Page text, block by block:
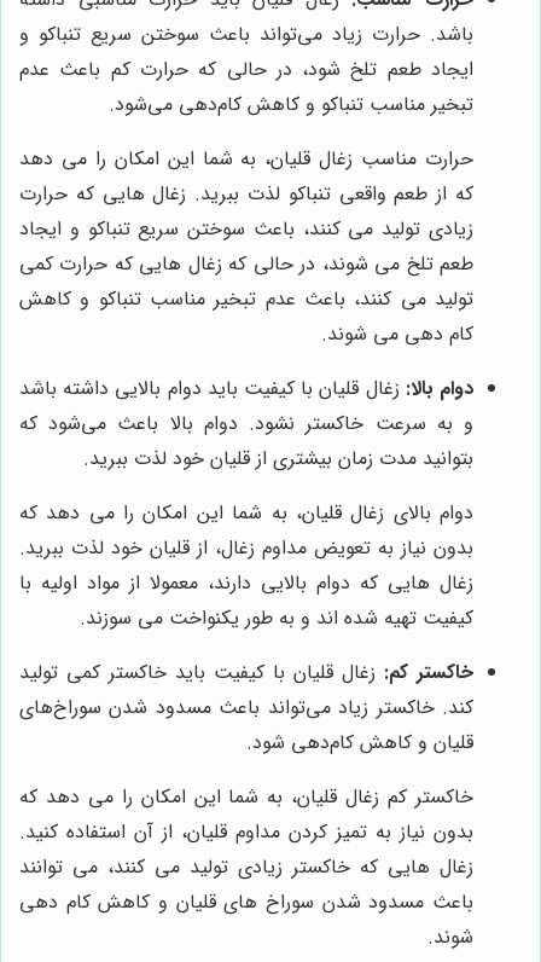
باشد. حرارت زیاد می‌تواند باعث سوختن سریع تنباکو و
ایجاد طعم تلخ شود، در حالی که حرارت کم باعث عدم
تبخیر مناسب تنباکو و کاهش کام‌دهی می‌شود.
حرارت مناسب زغال قلیان، به شما این امکان را می دهد
که از طعم واقعی تنباکو لذت ببرید. زغال هایی که حرارت
زیادی تولید می کنند، باعث سوختن سریع تنباکو و ایجاد
طعم تلخ می شوند، در حالی که زغال هایی که حرارت کمی
تولید می کنند، باعث عدم تبخیر مناسب تنباکو و کاهش
کام دهی می شوند.
دوام بالا: زغال قلیان با کیفیت باید دوام بالایی داشته باشد
و به سرعت خاکستر نشود. دوام بالا باعث می‌شود که
بتوانید مدت زمان بیشتری از قلیان خود لذت ببرید.
دوام بالای زغال قلیان، به شما این امکان را می دهد که
بدون نیاز به تعویض مداوم زغال، از قلیان خود لذت ببرید.
زغال هایی که دوام بالایی دارند، معمولا از مواد اولیه با
کیفیت تهیه شده اند و به طور یکنواخت می سوزند.
خاکستر کم: زغال قلیان با کیفیت باید خاکستر کمی تولید
کند. خاکستر زیاد می‌تواند باعث مسدود شدن سوراخ‌های
قلیان و کاهش کام‌دهی شود.
خاکستر کم زغال قلیان، به شما این امکان را می دهد که
بدون نیاز به تمیز کردن مداوم قلیان، از آن استفاده کنید.
زغال هایی که خاکستر زیادی تولید می کنند، می توانند
باعث مسدود شدن سوراخ های قلیان و کاهش کام دهی
شوند.